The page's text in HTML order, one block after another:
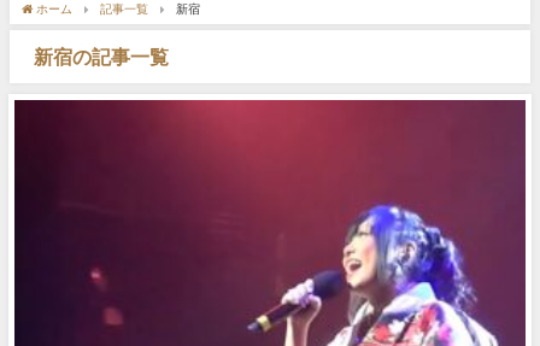
ホーム 記事一覧 新宿
新宿の記事一覧